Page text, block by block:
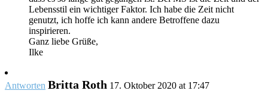
Lebensstil ein wichtiger Faktor. Ich habe die Zeit nicht
genutzt, ich hoffe ich kann andere Betroffene dazu
inspirieren.
Ganz liebe Grüße,
Ilke
Antworten Britta Roth 17. Oktober 2020 at 17:47